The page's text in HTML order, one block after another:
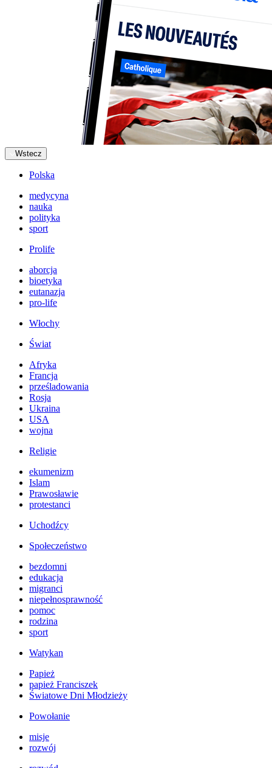
Wstecz
Polska
medycyna
nauka
polityka
sport
Prolife
aborcja
bioetyka
eutanazja
pro-life
Włochy
Świat
Afryka
Francja
prześladowania
Rosja
Ukraina
USA
wojna
Religie
ekumenizm
Islam
Prawosławie
protestanci
Uchodźcy
Społeczeństwo
bezdomni
edukacja
migranci
niepełnosprawność
pomoc
rodzina
sport
Watykan
Papież
papież Franciszek
Światowe Dni Młodzieży
Powołanie
misje
rozwój